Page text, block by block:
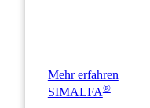
Mehr erfahren
SIMALFA®